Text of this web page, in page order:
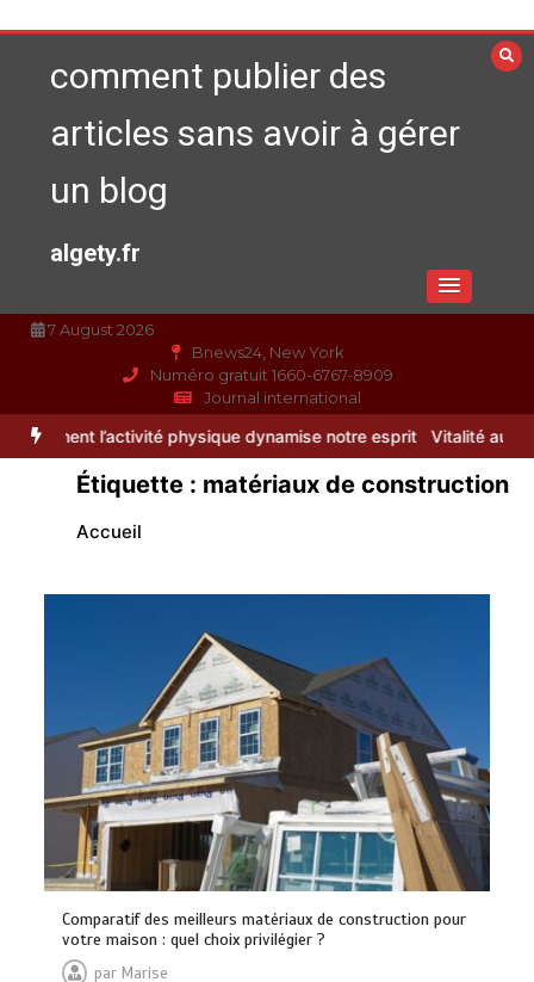
au
contenucomment publier des
articles sans avoir à gérer
un blog
algety.fr
7 August 2026
Bnews24, New York
Numéro gratuit 1660-6767-8909
Journal international
physique dynamise notre esprit Vitalité au quotidien :
Étiquette : matériaux de construction
Accueil
Comparatif des meilleurs matériaux de construction pour
votre maison : quel choix privilégier ?
par Marise
Les bienfaits du sport : comment
l’activité physique dynamise notre
esprit
0 10 minutes
Quelles sont les entreprises de
Massage à Arcachon les mieux